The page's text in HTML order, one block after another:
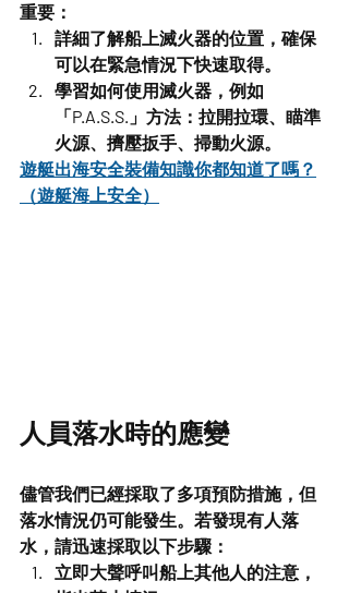
重要：
詳細了解船上滅火器的位置，確保
可以在緊急情況下快速取得。
學習如何使用滅火器，例如
「P.A.S.S.」方法：拉開拉環、瞄準
火源、擠壓扳手、掃動火源。
遊艇出海安全裝備知識你都知道了嗎？
（遊艇海上安全）
人員落水時的應變
儘管我們已經採取了多項預防措施，但
落水情況仍可能發生。若發現有人落
水，請迅速採取以下步驟：
立即大聲呼叫船上其他人的注意，